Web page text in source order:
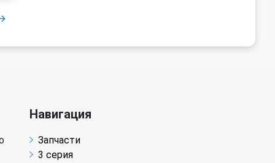
Навигация
Запчасти
3 серия